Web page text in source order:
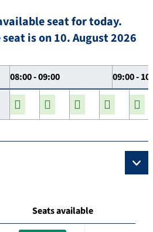
seat for today.
is on 10. August 2026
08:00 - 09:00 09:00 -
Seats available